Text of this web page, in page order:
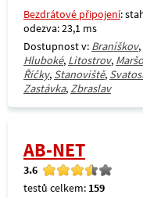
Bezdrátové připojení:
odezva: 23,1 ms
Dostupnost v: Braníškov,
Hluboké, Litostrov,
Říčky, Stanoviště,
Zastávka,Zbraslav
AB-NET
3.6
testů celkem: 159